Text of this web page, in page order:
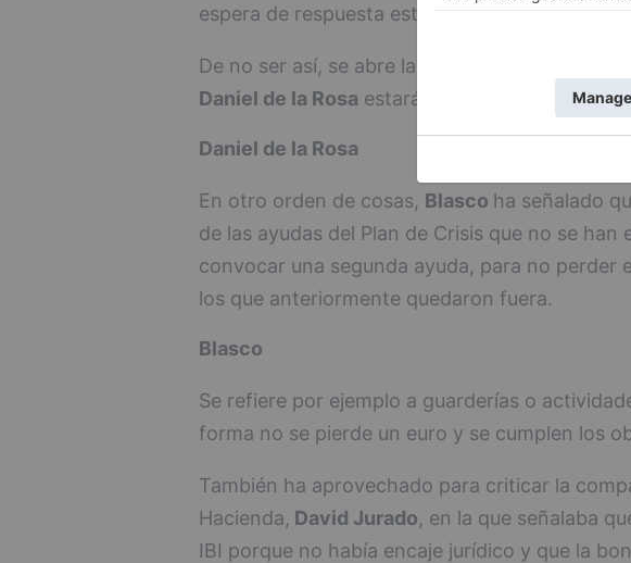
espera de respuesta esta semana.
De no ser así, se abre la posibilidad de llegar al
Daniel de la Rosa estará "frente al espejo de
Daniel de la Rosa
En otro orden de cosas, Blasco ha señalado
de las ayudas del Plan de Crisis que no se
convocar una segunda ayuda, para no perder
los que anteriormente quedaron fuera.
Blasco
Se refiere por ejemplo a guarderías o
forma no se pierde un euro y se cumplen los
También ha aprovechado para criticar la
Hacienda, David Jurado, en la que señalaba
IBI porque no había encaje jurídico y que la